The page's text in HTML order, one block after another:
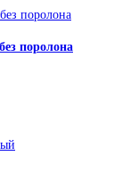
поролона